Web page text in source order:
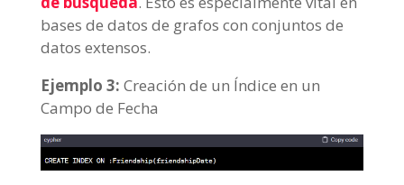
bases de datos de grafos con conjuntos de
datos extensos.
Ejemplo 3: Creación de un Índice en un
Campo de Fecha